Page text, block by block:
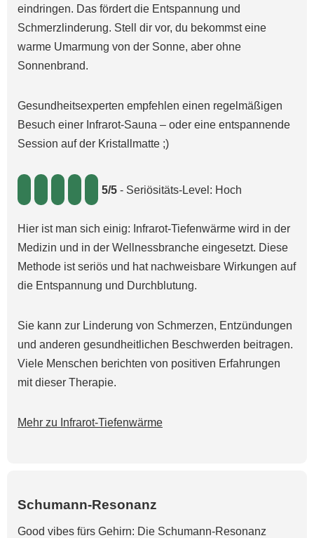
eindringen. Das fördert die Entspannung und
Schmerzlinderung. Stell dir vor, du bekommst eine
warme Umarmung von der Sonne, aber ohne
Sonnenbrand.
Gesundheitsexperten empfehlen einen regelmäßigen
Besuch einer Infrarot-Sauna – oder eine entspannende
Session auf der Kristallmatte ;)
5/5 - Seriösitäts-Level: Hoch
Hier ist man sich einig: Infrarot-Tiefenwärme wird in der
Medizin und in der Wellnessbranche eingesetzt. Diese
Methode ist seriös und hat nachweisbare Wirkungen auf
die Entspannung und Durchblutung.
Sie kann zur Linderung von Schmerzen, Entzündungen
und anderen gesundheitlichen Beschwerden beitragen.
Viele Menschen berichten von positiven Erfahrungen
mit dieser Therapie.
Mehr zu Infrarot-Tiefenwärme
Schumann-Resonanz
Good vibes fürs Gehirn: Die Schumann-Resonanz